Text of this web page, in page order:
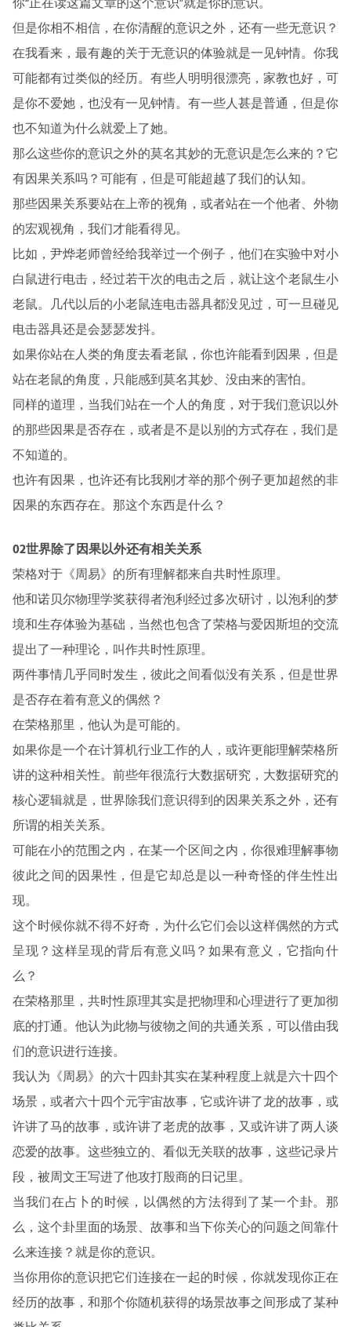
但是你相不相信，在你清醒的意识之外，还有一些无意识？
在我看来，最有趣的关于无意识的体验就是一见钟情。你我
可能都有过类似的经历。有些人明明很漂亮，家教也好，可
是你不爱她，也没有一见钟情。有一些人甚是普通，但是你
也不知道为什么就爱上了她。
那么这些你的意识之外的莫名其妙的无意识是怎么来的？它
有因果关系吗？可能有，但是可能超越了我们的认知。
那些因果关系要站在上帝的视角，或者站在一个他者、外物
的宏观视角，我们才能看得见。
比如，尹烨老师曾经给我举过一个例子，他们在实验中对小
白鼠进行电击，经过若干次的电击之后，就让这个老鼠生小
老鼠。几代以后的小老鼠连电击器具都没见过，可一旦碰见
电击器具还是会瑟瑟发抖。
如果你站在人类的角度去看老鼠，你也许能看到因果，但是
站在老鼠的角度，只能感到莫名其妙、没由来的害怕。
同样的道理，当我们站在一个人的角度，对于我们意识以外
的那些因果是否存在，或者是不是以别的方式存在，我们是
不知道的。
也许有因果，也许还有比我刚才举的那个例子更加超然的非
因果的东西存在。那这个东西是什么？
02世界除了因果以外还有相关关系
荣格对于《周易》的所有理解都来自共时性原理。
他和诺贝尔物理学奖获得者泡利经过多次研讨，以泡利的梦
境和生存体验为基础，当然也包含了荣格与爱因斯坦的交流
提出了一种理论，叫作共时性原理。
两件事情几乎同时发生，彼此之间看似没有关系，但是世界
是否存在着有意义的偶然？
在荣格那里，他认为是可能的。
如果你是一个在计算机行业工作的人，或许更能理解荣格所
讲的这种相关性。前些年很流行大数据研究，大数据研究的
核心逻辑就是，世界除我们意识得到的因果关系之外，还有
所谓的相关关系。
可能在小的范围之内，在某一个区间之内，你很难理解事物
彼此之间的因果性，但是它却总是以一种奇怪的伴生性出
现。
这个时候你就不得不好奇，为什么它们会以这样偶然的方式
呈现？这样呈现的背后有意义吗？如果有意义，它指向什
么？
在荣格那里，共时性原理其实是把物理和心理进行了更加彻
底的打通。他认为此物与彼物之间的共通关系，可以借由我
们的意识进行连接。
我认为《周易》的六十四卦其实在某种程度上就是六十四个
场景，或者六十四个元宇宙故事，它或许讲了龙的故事，或
许讲了马的故事，或许讲了老虎的故事，又或许讲了两人谈
恋爱的故事。这些独立的、看似无关联的故事，这些记录片
段，被周文王写进了他攻打殷商的日记里。
当我们在占卜的时候，以偶然的方法得到了某一个卦。那
么，这个卦里面的场景、故事和当下你关心的问题之间靠什
么来连接？就是你的意识。
当你用你的意识把它们连接在一起的时候，你就发现你正在
经历的故事，和那个你随机获得的场景故事之间形成了某种